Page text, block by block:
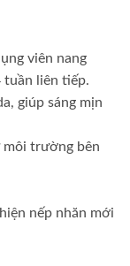
viên nang
tuần liên tiếp.
giúp sáng mịn
môi trường bên
nếp nhăn mới